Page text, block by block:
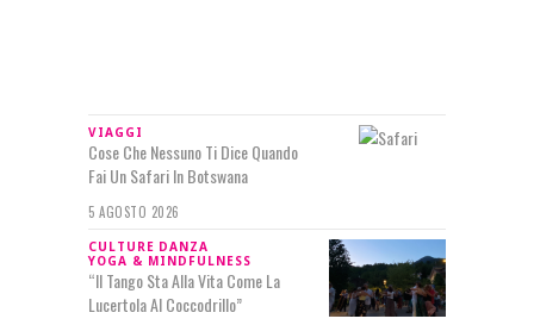
VIAGGI
Cose Che Nessuno Ti Dice Quando
Fai Un Safari In Botswana
5 AGOSTO 2026
CULTURE DANZA
YOGA & MINDFULNESS
“Il Tango Sta Alla Vita Come La
Lucertola Al Coccodrillo”